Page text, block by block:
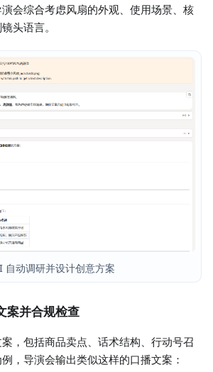
会综合考虑风扇的外观、使用场景、核
头语言。
自动调研并设计创意方案
案并合规检查
，包括商品卖点、话术结构、行动号召
，导演会输出类似这样的口播文案：